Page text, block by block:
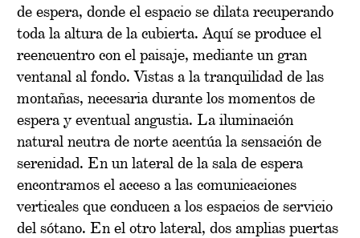
de espera, donde el espacio se dilata recuperando
toda la altura de la cubierta. Aquí se produce el
reencuentro con el paisaje, mediante un gran
ventanal al fondo. Vistas a la tranquilidad de las
montañas, necesaria durante los momentos de
espera y eventual angustia. La iluminación
natural neutra de norte acentúa la sensación de
serenidad. En un lateral de la sala de espera
encontramos el acceso a las comunicaciones
verticales que conducen a los espacios de servicio
del sótano. En el otro lateral, dos amplias puertas